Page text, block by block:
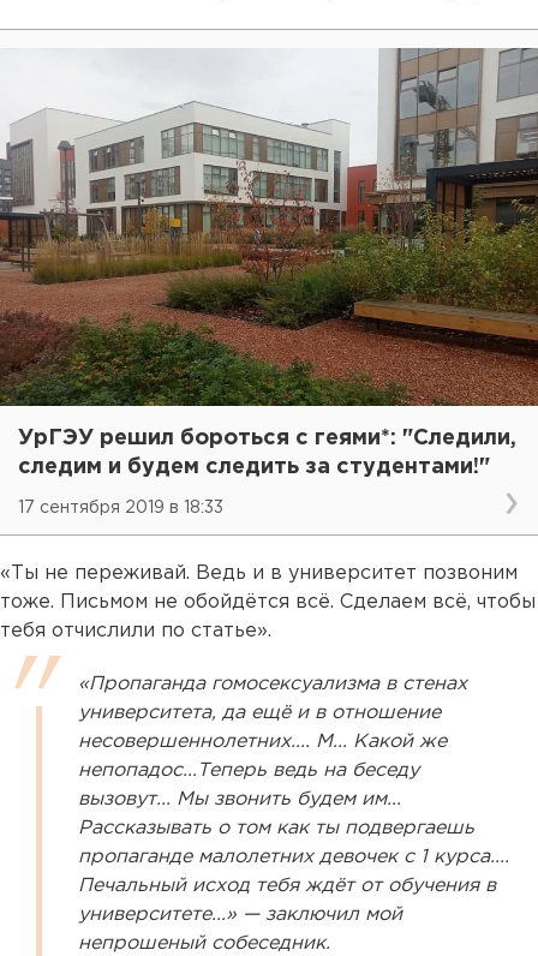
УрГЭУ решил бороться с геями*: "Следили,
следим и будем следить за студентами!"
17 сентября 2019 в 18:33
«Ты не переживай. Ведь и в университет позвоним
тоже. Письмом не обойдётся всё. Сделаем всё, чтобы
тебя отчислили по статье».
«Пропаганда гомосексуализма в стенах
университета, да ещё и в отношение
несовершеннолетних.... М... Какой же
непопадос...Теперь ведь на беседу
вызовут... Мы звонить будем им...
Рассказывать о том как ты подвергаешь
пропаганде малолетних девочек с 1 курса....
Печальный исход тебя ждёт от обучения в
университете...» — заключил мой
непрошеный собеседник.